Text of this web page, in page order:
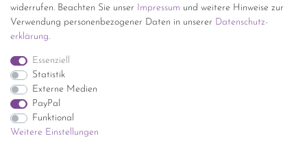
widerrufen. Beachten Sie unser Impressum und weitere Hinweise zur
Verwendung personenbezogener Daten in unserer Daten­schutz­
erklärung.
Essenziell
Statistik
Externe Medien
PayPal
Funktional
Weitere Einstellungen
Sie haben zuviel Porzellan im Schrank? Gerne kaufen wir dieses an.
Einfach unverbindliches Angebot anfordern.
*Endpreis inkl. MwSt. (Dieser Artikel unterliegt gem. § 25a
UStG der Differenzbesteuerung, ein Ausweis der
Mehrwertsteuer auf der Rechnung erfolgt nicht.)
Impressum Daten­schutz­erklärung